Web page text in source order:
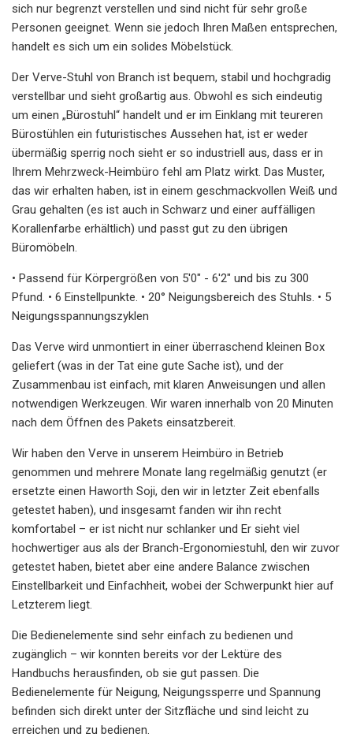
sich nur begrenzt verstellen und sind nicht für sehr große
Personen geeignet. Wenn sie jedoch Ihren Maßen entsprechen,
handelt es sich um ein solides Möbelstück.
Der Verve-Stuhl von Branch ist bequem, stabil und hochgradig
verstellbar und sieht großartig aus. Obwohl es sich eindeutig
um einen „Bürostuhl“ handelt und er im Einklang mit teureren
Bürostühlen ein futuristisches Aussehen hat, ist er weder
übermäßig sperrig noch sieht er so industriell aus, dass er in
Ihrem Mehrzweck-Heimbüro fehl am Platz wirkt. Das Muster,
das wir erhalten haben, ist in einem geschmackvollen Weiß und
Grau gehalten (es ist auch in Schwarz und einer auffälligen
Korallenfarbe erhältlich) und passt gut zu den übrigen
Büromöbeln.
• Passend für Körpergrößen von 5'0" - 6'2" und bis zu 300
Pfund. • 6 Einstellpunkte. • 20° Neigungsbereich des Stuhls. • 5
Neigungsspannungszyklen
Das Verve wird unmontiert in einer überraschend kleinen Box
geliefert (was in der Tat eine gute Sache ist), und der
Zusammenbau ist einfach, mit klaren Anweisungen und allen
notwendigen Werkzeugen. Wir waren innerhalb von 20 Minuten
nach dem Öffnen des Pakets einsatzbereit.
Wir haben den Verve in unserem Heimbüro in Betrieb
genommen und mehrere Monate lang regelmäßig genutzt (er
ersetzte einen Haworth Soji, den wir in letzter Zeit ebenfalls
getestet haben), und insgesamt fanden wir ihn recht
komfortabel – er ist nicht nur schlanker und Er sieht viel
hochwertiger aus als der Branch-Ergonomiestuhl, den wir zuvor
getestet haben, bietet aber eine andere Balance zwischen
Einstellbarkeit und Einfachheit, wobei der Schwerpunkt hier auf
Letzterem liegt.
Die Bedienelemente sind sehr einfach zu bedienen und
zugänglich – wir konnten bereits vor der Lektüre des
Handbuchs herausfinden, ob sie gut passen. Die
Bedienelemente für Neigung, Neigungssperre und Spannung
befinden sich direkt unter der Sitzfläche und sind leicht zu
erreichen und zu bedienen.